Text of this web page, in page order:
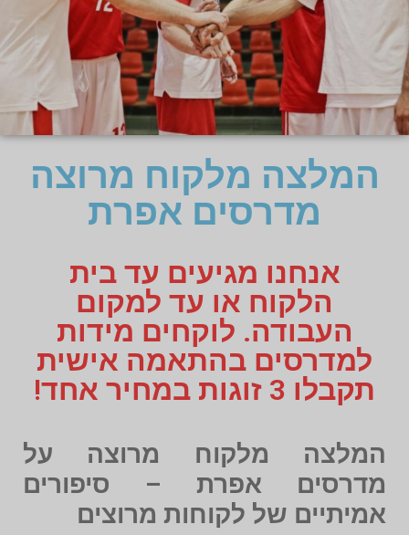
המלצה מלקוח מרוצה
מדרסים אפרת
אנחנו מגיעים עד בית
הלקוח או עד למקום
העבודה. לוקחים מידות
למדרסים בהתאמה אישית
תקבלו 3 זוגות במחיר אחד!
המלצה מלקוח מרוצה על
מדרסים אפרת – סיפורים
אמיתיים של לקוחות מרוצים